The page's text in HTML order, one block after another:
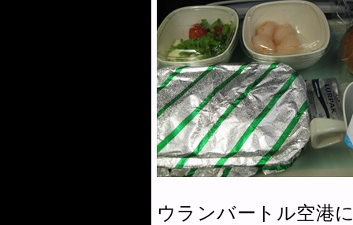
ウランバートル空港